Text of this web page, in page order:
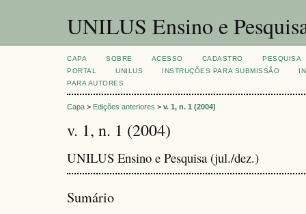
UNILUS Ensino e
CAPA SOBRE ACESSO CADASTRO
PESQUISA
PORTAL
UNILUS INSTRUÇÕES PARA SUBMISSÃO
PARA AUTORES
Capa > Edições anteriores > v. 1, n. 1 (2004)
v. 1, n. 1 (2004)
UNILUS Ensino e Pesquisa (jul./dez.)
Sumário